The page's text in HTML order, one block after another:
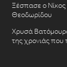
Ξέσπασε ο Νίκος
Θεοδωρίδου
Χρυσά Βατόμουρα:
της χρονιάς που